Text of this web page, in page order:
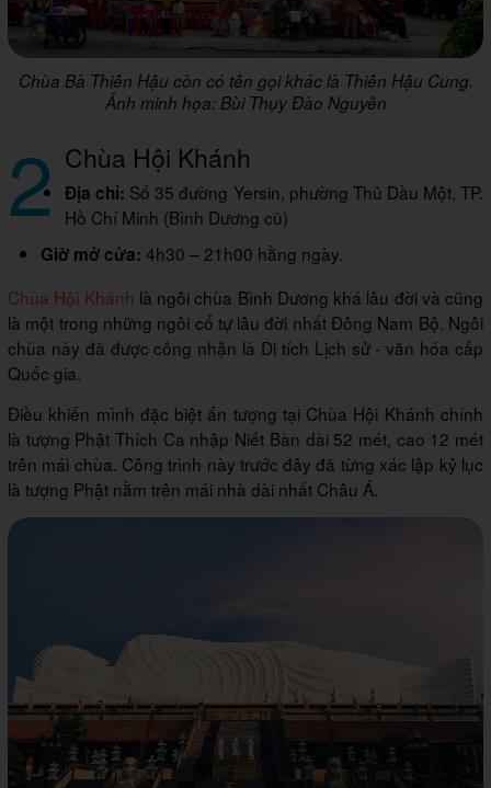
Chùa Bà Thiên Hậu còn có tên gọi khác là Thiên Hậu Cung.
Ảnh minh họa: Bùi Thụy Đào Nguyên
2 Chùa Hội Khánh
Địa chỉ: Số 35 đường Yersin, phường Thủ Dầu Một, TP.
Hồ Chí Minh (Bình Dương cũ)
Giờ mở cửa: 4h30 – 21h00 hằng ngày.
Chùa Hội Khánh là ngôi chùa Bình Dương khá lâu đời và cũng
là một trong những ngôi cổ tự lâu đời nhất Đông Nam Bộ. Ngôi
chùa này đã được công nhận là Di tích Lịch sử - văn hóa cấp
Quốc gia.
Điều khiến mình đặc biệt ấn tượng tại Chùa Hội Khánh chính
là tượng Phật Thích Ca nhập Niết Bàn dài 52 mét, cao 12 mét
trên mái chùa. Công trình này trước đây đã từng xác lập kỷ lục
là tượng Phật nằm trên mái nhà dài nhất Châu Á.